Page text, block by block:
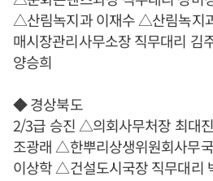
△산림녹지과 이재수 △산림녹지
매시장관리사무소장 직무대리
양승희
◆ 경상북도
2/3급 승진 △의회사무처장 최대
조광래 △한뿌리상생위원회사무
이상학 △건설도시국장 직무대리